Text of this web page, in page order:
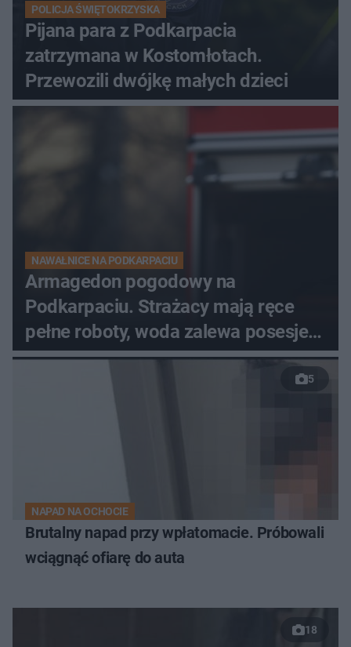
POLICJA ŚWIĘTOKRZYSKA
Pijana para z Podkarpacia
zatrzymana w Kostomłotach.
Przewozili dwójkę małych dzieci
NAWAŁNICE NA PODKARPACIU
Armagedon pogodowy na
Podkarpaciu. Strażacy mają ręce
pełne roboty, woda zalewa posesje i
budynki
5
NAPAD NA OCHOCIE
Brutalny napad przy wpłatomacie. Próbowali
wciągnąć ofiarę do auta
18